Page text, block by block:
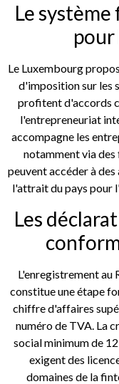
Le
pour
Le Luxembourg
d'imposition sur les
profitent d'accords
l'entrepreneuriat
accompagne les
notamment via
peuvent accéder à
l'attrait du pays pour
Les
L'enregistrement au
constitue une étape
chiffre d'affaires
numéro de TVA. La
social minimum de
exigent des
domaines de la